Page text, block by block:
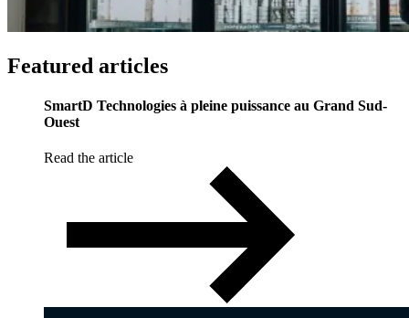
Featured articles
SmartD Technologies à pleine puissance au Grand Sud-
Ouest
Read the article